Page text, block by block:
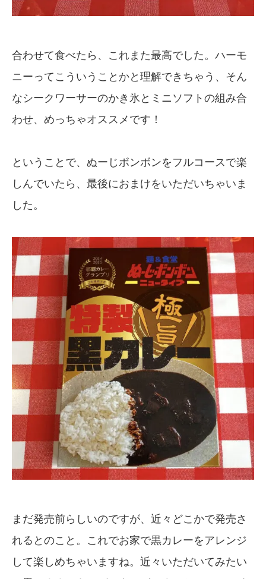
合わせて食べたら、これまた最高でした。ハーモ
ニーってこういうことかと理解できちゃう、そん
なシークワーサーのかき氷とミニソフトの組み合
わせ、めっちゃオススメです！
ということで、ぬーじボンボンをフルコースで楽
しんでいたら、最後におまけをいただいちゃいま
した。
まだ発売前らしいのですが、近々どこかで発売さ
れるとのこと。これでお家で黒カレーをアレンジ
して楽しめちゃいますね。近々いただいてみたい